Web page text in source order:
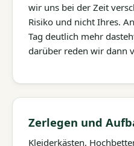
wir uns bei der Zeit
Risiko und nicht Ihres.
Tag deutlich mehr
darüber reden wir dann
Zerlegen und
Kleiderkästen,